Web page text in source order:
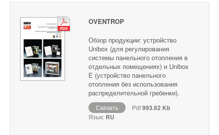
OVENTROP
Обзор продукции: устройство
Unibox (для регулирования
системы панельного отопления в
отдельных помещениях) и Unibox
Е (устройство панельного
отопления без использования
распределительной гребенки).
Скачать Pdf993.62 Kb
Язык: RU